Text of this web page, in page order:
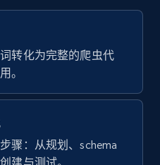
products by
Initial
Reviews count, and
转化为完整的爬虫代
。
骤：从规划、schema